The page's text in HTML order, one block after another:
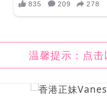
温馨提示：点